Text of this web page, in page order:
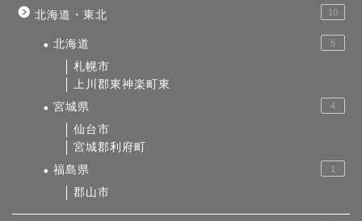
北海道・東北 10
北海道 5
札幌市
上川郡東神楽町東
宮城県
4
仙台市
宮城郡利府町
福島県
1
郡山市